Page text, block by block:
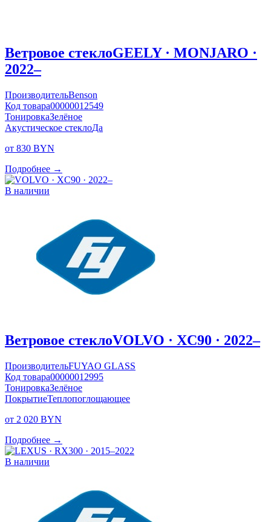
Ветровое стеклоGEELY · MONJARO ·
2022–
ПроизводительBenson
Код товара00000012549
ТонировкаЗелёное
Акустическое стеклоДа
от 830 BYN
Подробнее →
В наличии
Ветровое стеклоVOLVO · XC90 · 2022–
ПроизводительFUYAO GLASS
Код товара00000012995
ТонировкаЗелёное
ПокрытиеТеплопоглощающее
от 2 020 BYN
Подробнее →
В наличии